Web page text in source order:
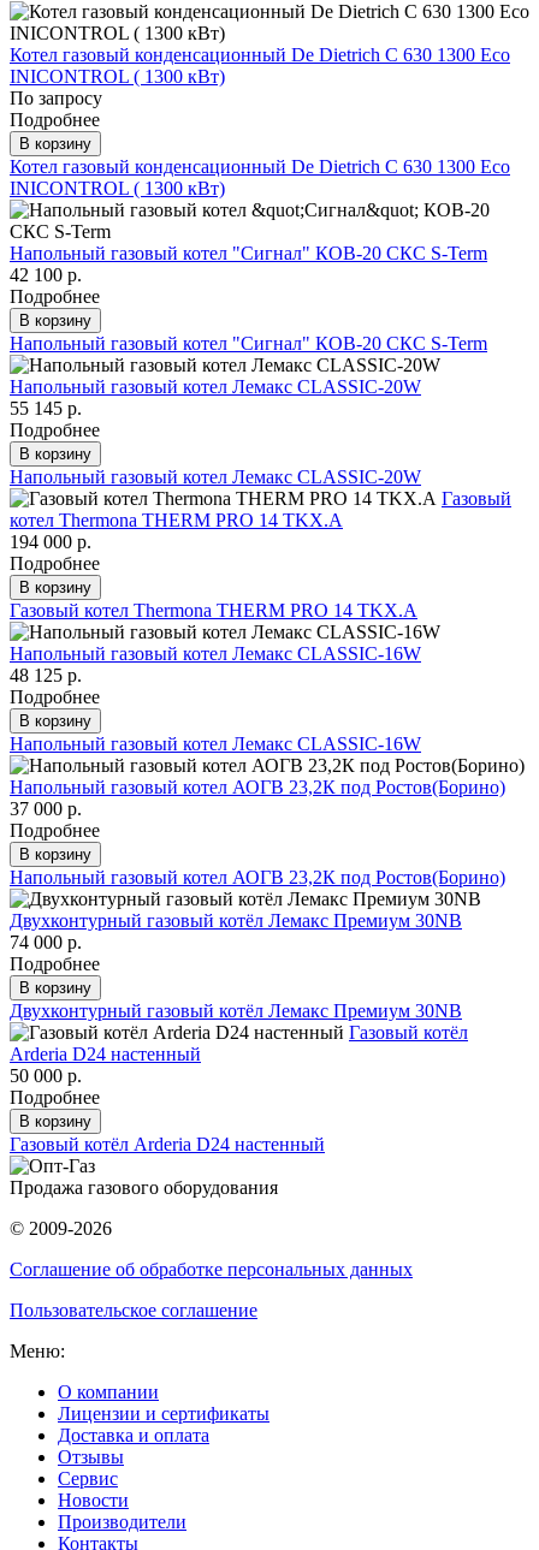
Котел газовый конденсационный De Dietrich C 630 1300 Eco
INICONTROL ( 1300 кВт)
По запросу
Подробнее
В корзину
Котел газовый конденсационный De Dietrich C 630 1300 Eco
INICONTROL ( 1300 кВт)
Напольный газовый котел "Сигнал" КОВ-20 СКС S-Term
42 100 р.
Подробнее
В корзину
Напольный газовый котел "Сигнал" КОВ-20 СКС S-Term
Напольный газовый котел Лемакс CLASSIC-20W
55 145 р.
Подробнее
В корзину
Напольный газовый котел Лемакс CLASSIC-20W
Газовый
котел Thermona THERM PRO 14 TKX.A
194 000 р.
Подробнее
В корзину
Газовый котел Thermona THERM PRO 14 TKX.A
Напольный газовый котел Лемакс CLASSIC-16W
48 125 р.
Подробнее
В корзину
Напольный газовый котел Лемакс CLASSIC-16W
Напольный газовый котел АОГВ 23,2К под Ростов(Борино)
37 000 р.
Подробнее
В корзину
Напольный газовый котел АОГВ 23,2К под Ростов(Борино)
Двухконтурный газовый котёл Лемакс Премиум 30NВ
74 000 р.
Подробнее
В корзину
Двухконтурный газовый котёл Лемакс Премиум 30NВ
Газовый котёл
Arderia D24 настенный
50 000 р.
Подробнее
В корзину
Газовый котёл Arderia D24 настенный
Продажа газового оборудования
© 2009-2026
Соглашение об обработке персональных данных
Пользовательское соглашение
Меню:
О компании
Лицензии и сертификаты
Доставка и оплата
Отзывы
Сервис
Новости
Производители
Контакты